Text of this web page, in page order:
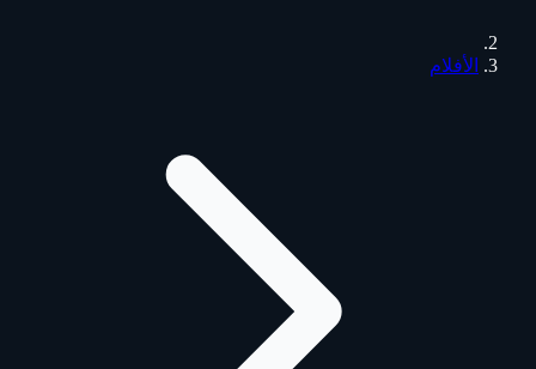
الأفلام